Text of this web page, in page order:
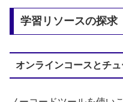
学習リソースの探求
オンラインコースとチ